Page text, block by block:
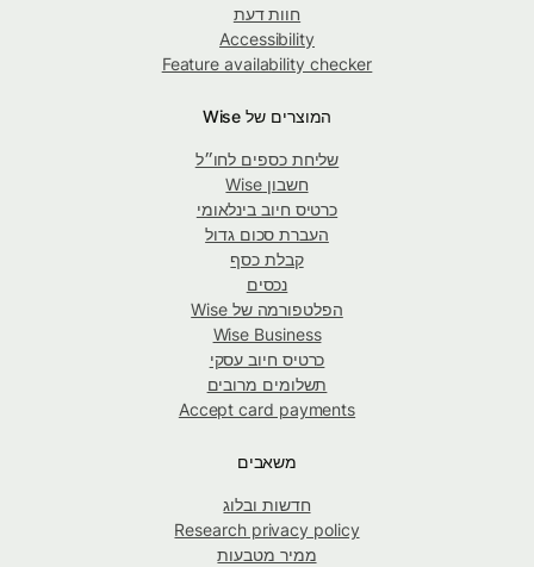
חוות דעת
Accessibility
Feature availability checker
המוצרים של Wise
שליחת כספים לחו״ל
חשבון Wise
כרטיס חיוב בינלאומי
העברת סכום גדול
קבלת כסף
נכסים
הפלטפורמה של Wise
Wise Business
כרטיס חיוב עסקי
תשלומים מרובים
Accept card payments
משאבים
חדשות ובלוג
Research privacy policy
ממיר מטבעות